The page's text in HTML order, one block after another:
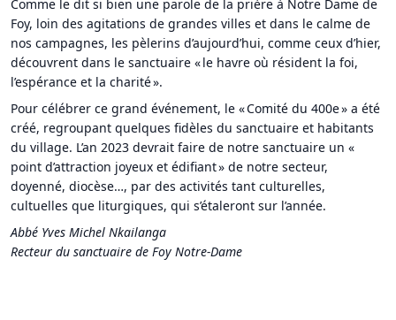
Comme le dit si bien une parole de la prière à Notre Dame de
Foy, loin des agitations de grandes villes et dans le calme de
nos campagnes, les pèlerins d’aujourd’hui, comme ceux d’hier,
découvrent dans le sanctuaire « le havre où résident la foi,
l’espérance et la charité ».
Pour célébrer ce grand événement, le « Comité du 400e » a été
créé, regroupant quelques fidèles du sanctuaire et habitants
du village. L’an 2023 devrait faire de notre sanctuaire un «
point d’attraction joyeux et édifiant » de notre secteur,
doyenné, diocèse…, par des activités tant culturelles,
cultuelles que liturgiques, qui s’étaleront sur l’année.
Abbé Yves Michel Nkailanga
Recteur du sanctuaire de Foy Notre-Dame